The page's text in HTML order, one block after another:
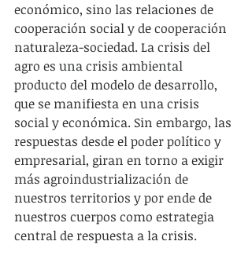
económico, sino las relaciones de
cooperación social y de cooperación
naturaleza-sociedad. La crisis del
agro es una crisis ambiental
producto del modelo de desarrollo,
que se manifiesta en una crisis
social y económica. Sin embargo, las
respuestas desde el poder político y
empresarial, giran en torno a exigir
más agroindustrialización de
nuestros territorios y por ende de
nuestros cuerpos como estrategia
central de respuesta a la crisis.